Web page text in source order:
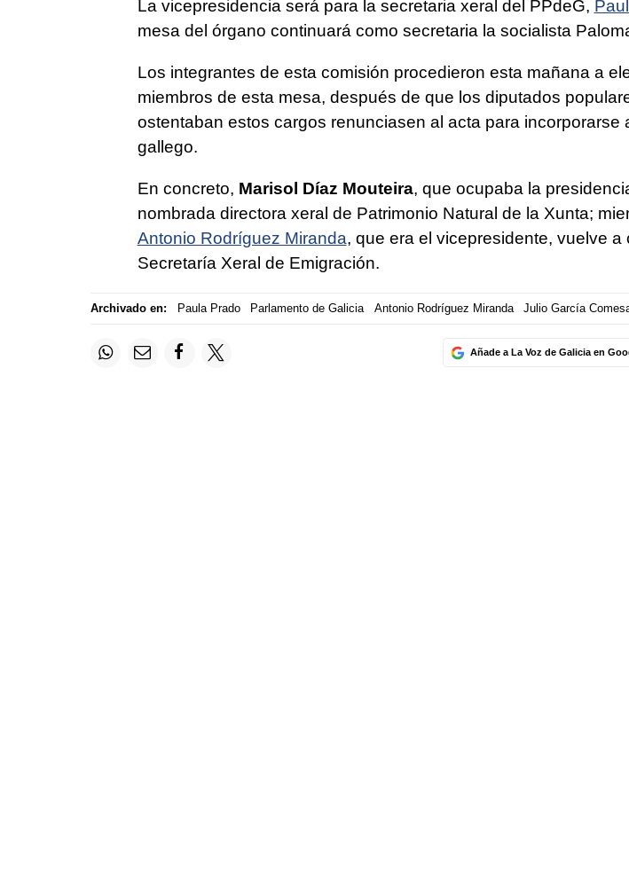
La vicepresidencia será para la secretaria xeral del PPdeG,
mesa del órgano continuará como secretaria la socialista
Los integrantes de esta comisión procedieron esta mañana a
miembros de esta mesa, después de que los diputados
ostentaban estos cargos renunciasen al acta para incorporarse
gallego.
En concreto, Marisol Díaz Mouteira, que ocupaba la
nombrada directora xeral de Patrimonio Natural de la Xunta;
Antonio Rodríguez Miranda, que era el vicepresidente, vuelve a
Secretaría Xeral de Emigración.
Archivado en: Paula Prado Parlamento de Galicia Antonio Rodríguez Miranda Julio García
Añade a La Voz de Galicia en